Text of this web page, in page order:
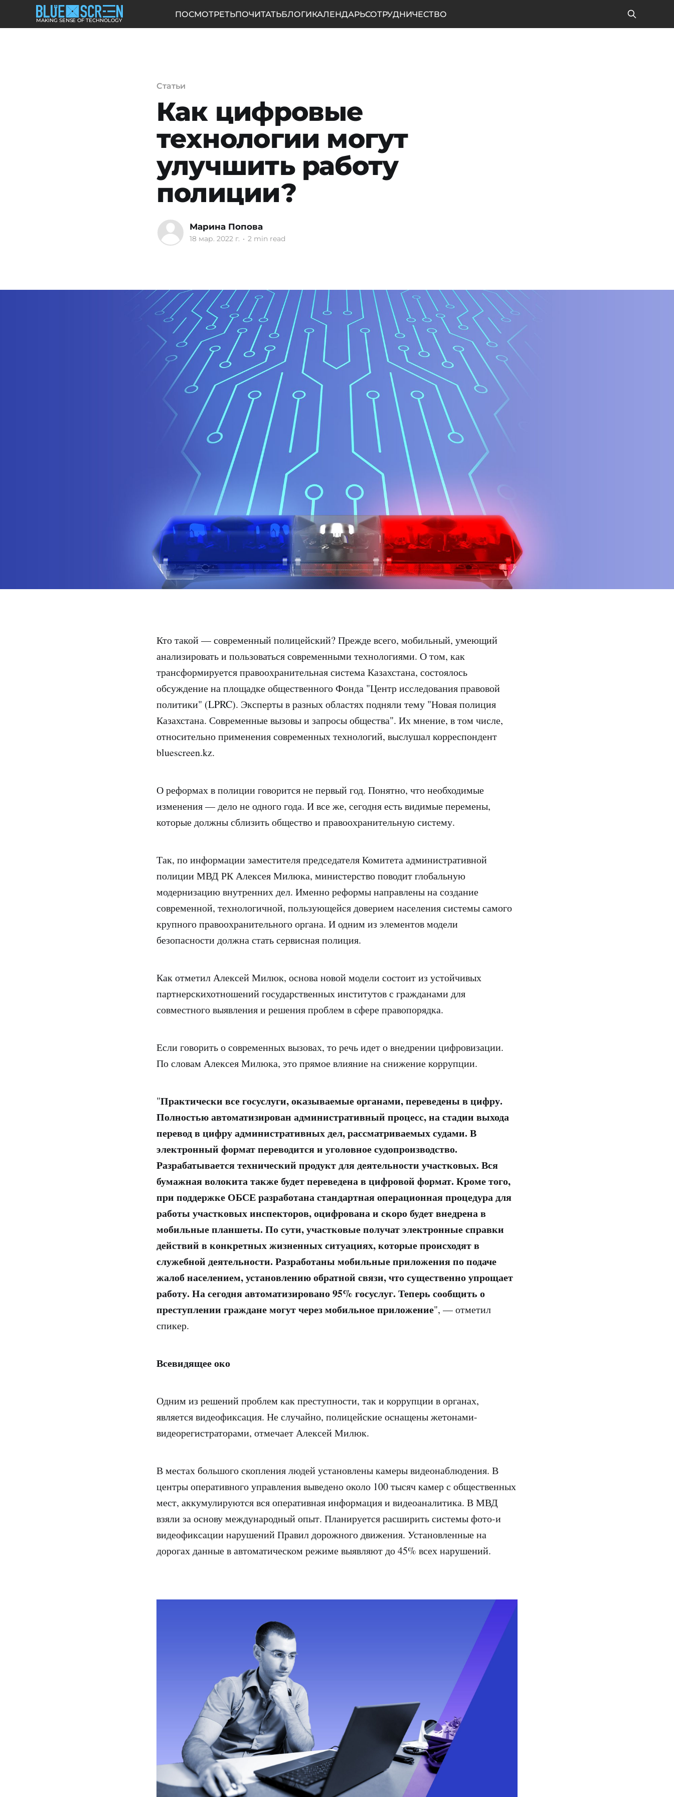
MAKING SENSE OF TECHNOLOGY
ПОСМОТРЕТЬПОЧИТАТЬБЛОГИКАЛЕНДАРЬСОТРУДНИЧЕСТВО
Статьи
Как цифровые
технологии могут
улучшить работу
полиции?
Марина Попова
18 мар. 2022 г. • 2 min read
Кто такой — современный полицейский? Прежде всего, мобильный, умеющий
анализировать и пользоваться современными технологиями. О том, как
трансформируется правоохранительная система Казахстана, состоялось
обсуждение на площадке общественного Фонда "Центр исследования правовой
политики" (LPRC). Эксперты в разных областях подняли тему "Новая полиция
Казахстана. Современные вызовы и запросы общества". Их мнение, в том числе,
относительно применения современных технологий, выслушал корреспондент
bluescreen.kz.
О реформах в полиции говорится не первый год. Понятно, что необходимые
изменения — дело не одного года. И все же, сегодня есть видимые перемены,
которые должны сблизить общество и правоохранительную систему.
Так, по информации заместителя председателя Комитета административной
полиции МВД РК Алексея Милюка, министерство поводит глобальную
модернизацию внутренних дел. Именно реформы направлены на создание
современной, технологичной, пользующейся доверием населения системы самого
крупного правоохранительного органа. И одним из элементов модели
безопасности должна стать сервисная полиция.
Как отметил Алексей Милюк, основа новой модели состоит из устойчивых
партнерскихотношений государственных институтов с гражданами для
совместного выявления и решения проблем в сфере правопорядка.
Если говорить о современных вызовах, то речь идет о внедрении цифровизации.
По словам Алексея Милюка, это прямое влияние на снижение коррупции.
"Практически все госуслуги, оказываемые органами, переведены в цифру.
Полностью автоматизирован административный процесс, на стадии выхода
перевод в цифру административных дел, рассматриваемых судами. В
электронный формат переводится и уголовное судопроизводство.
Разрабатывается технический продукт для деятельности участковых. Вся
бумажная волокита также будет переведена в цифровой формат. Кроме того,
при поддержке ОБСЕ разработана стандартная операционная процедура для
работы участковых инспекторов, оцифрована и скоро будет внедрена в
мобильные планшеты. По сути, участковые получат электронные справки
действий в конкретных жизненных ситуациях, которые происходят в
служебной деятельности. Разработаны мобильные приложения по подаче
жалоб населением, установлению обратной связи, что существенно упрощает
работу. На сегодня автоматизировано 95% госуслуг. Теперь сообщить о
преступлении граждане могут через мобильное приложение", — отметил
спикер.
Всевидящее око
Одним из решений проблем как преступности, так и коррупции в органах,
является видеофиксация. Не случайно, полицейские оснащены жетонами-
видеорегистраторами, отмечает Алексей Милюк.
В местах большого скопления людей установлены камеры видеонаблюдения. В
центры оперативного управления выведено около 100 тысяч камер с общественных
мест, аккумулируются вся оперативная информация и видеоаналитика. В МВД
взяли за основу международный опыт. Планируется расширить системы фото-и
видеофиксации нарушений Правил дорожного движения. Установленные на
дорогах данные в автоматическом режиме выявляют до 45% всех нарушений.